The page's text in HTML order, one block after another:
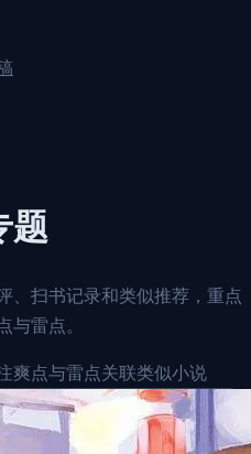
题
、扫书记录和类似推荐，重点
与雷点。
爽点与雷点关联类似小说